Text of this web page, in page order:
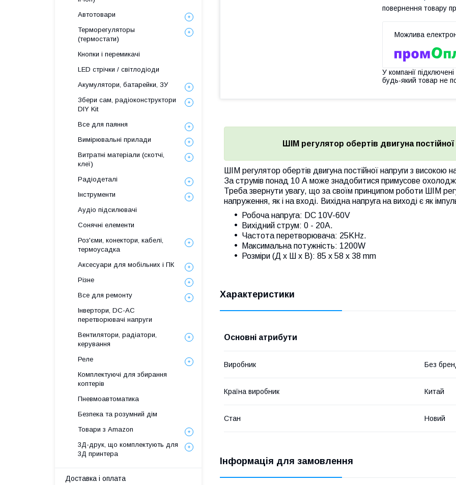
повернення товару
У компанії
будь-який товар не
ШІМ регулятор обертів двигуна
ШІМ регулятор обертів двигуна постійної напруги з
За струмів понад 10 А може знадобитися примусове
Треба звернути увагу, що за своїм принципом роботи ШІМ
напруження, як і на вході. Вихідна напруга на виході є як
Робоча напруга: DC 10V-60V
Вихідний струм: 0 - 20A.
Частота перетворювача: 25KHz.
Максимальна потужність: 1200W
Розміри (Д х Ш х В): 85 х 58 х 38 mm
Характеристики
Основні атрибути
Виробник Без
Країна виробник Китай
Стан Новий
Інформація для замовлення
Автотовари
Терморегуляторы
(термостати)
Кнопки і перемикачі
LED стрічки / світлодіоди
Акумулятори, батарейки, ЗУ
Збери сам, радіоконструктори
DIY Kit
Все для паяння
Вимірювальні прилади
Витратні матеріали (скотчі,
клеї)
Радіодеталі
Інструменти
Аудіо підсилювачі
Сонячні елементи
Роз'єми, конектори, кабелі,
термоусадка
Аксесуари для мобільних і ПК
Різне
Все для ремонту
Інвертори, DC-AC
перетворювачі напруги
Вентилятори, радіатори,
керування
Реле
Комплектуючі для збирання
коптерів
Пневмоавтоматика
Безпека та розумний дім
Товари з Amazon
3Д-друк, що комплектують для
3Д принтера
Доставка і оплата